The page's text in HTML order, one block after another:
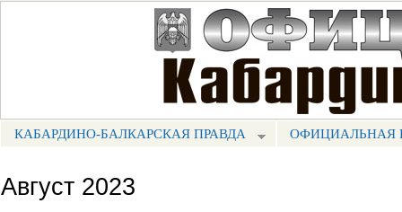
МЕНЮ КБП
КАБАРДИНО-БАЛКАРСКАЯ ПРАВДА ОФИЦИАЛЬНАЯ
Август 2023